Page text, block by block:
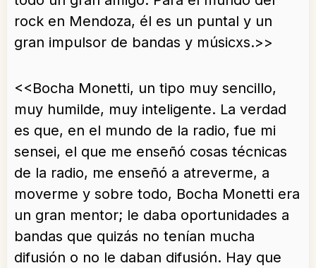
rock en Mendoza, él es un puntal y un
gran impulsor de bandas y músicxs.>>
<<Bocha Monetti, un tipo muy sencillo,
muy humilde, muy inteligente. La verdad
es que, en el mundo de la radio, fue mi
sensei, el que me enseñó cosas técnicas
de la radio, me enseñó a atreverme, a
moverme y sobre todo, Bocha Monetti era
un gran mentor; le daba oportunidades a
bandas que quizás no tenían mucha
difusión o no le daban difusión. Hay que